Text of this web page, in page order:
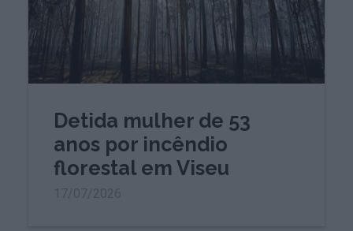
Detida mulher de 53
anos por incêndio
florestal em Viseu